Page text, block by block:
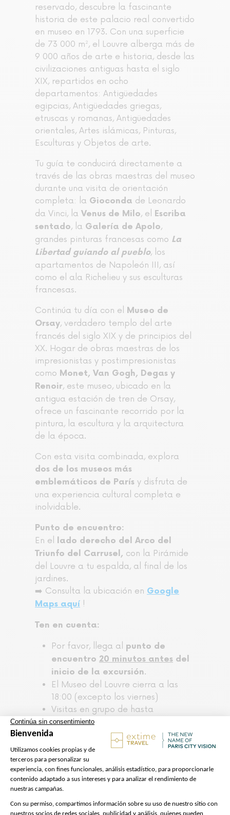
reservado, descubre la fascinante
historia de este palacio real convertido
en museo en 1793. Con una superficie
de 73 000 m², el Louvre alberga más de
9 000 años de arte e historia, desde las
civilizaciones antiguas hasta el siglo
XIX, repartidos en ocho
departamentos: Antigüedades
egipcias, Antigüedades griegas,
etruscas y romanas, Antigüedades
orientales, Artes islámicas, Pinturas,
Esculturas y Objetos de arte.
Tu guía te conducirá directamente a
través de las obras maestras del museo
durante una visita de orientación
completa: la Gioconda de Leonardo
da Vinci, la Venus de Milo, el Escriba
sentado, la Galería de Apolo,
grandes pinturas francesas como La
Libertad guiando al pueblo, los
apartamentos de Napoleón III, así
como el ala Richelieu y sus esculturas
francesas.
Continúa tu día con el Museo de
Orsay, verdadero templo del arte
francés del siglo XIX y de principios del
XX. Hogar de obras maestras de los
impresionistas y postimpresionistas
como Monet, Van Gogh, Degas y
Renoir, este museo, ubicado en la
antigua estación de tren de Orsay,
ofrece un fascinante recorrido por la
pintura, la escultura y la arquitectura
de la época.
Con esta visita combinada, explora
dos de los museos más
emblemáticos de París y disfruta de
una experiencia cultural completa e
inolvidable.
Punto de encuentro:
En el lado derecho del Arco del
Triunfo del Carrusel, con la Pirámide
del Louvre a tu espalda, al final de los
jardines.
➡️ Consulta la ubicación en Google
Maps aquí !
Ten en cuenta:
Por favor, llega al punto de
encuentro 20 minutos antes del
inicio de la excursión.
El Museo del Louvre cierra a las
18:00 (excepto los viernes)
Visitas en grupo de hasta
20 personas
Los visitantes menores de 18 años, y
menores de 26 si son residentes del
Espacio Económico Europeo, deben
seleccionar la tarifa infantil para
beneficiarse de la entrada gratuita
Se solicitará un documento de